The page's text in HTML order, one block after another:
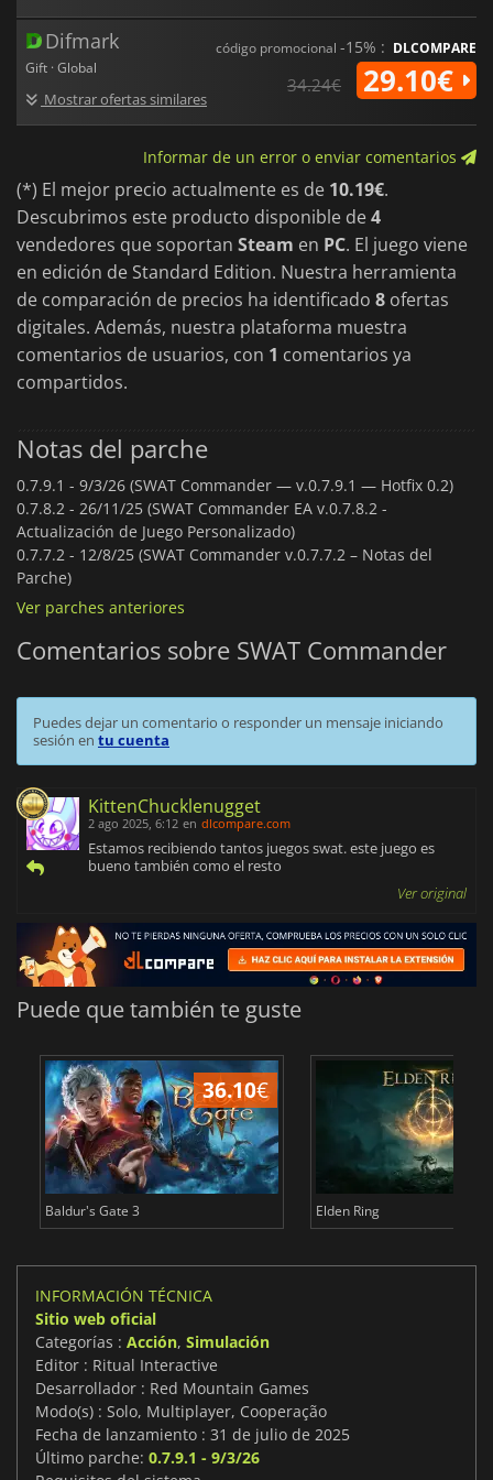
Difmark
Gift · Global
Mostrar ofertas similares
código promocional -15% : DLCOMPARE
34.24€ 29.10€
Informar de un error o enviar comentarios
(*) El mejor precio actualmente es de 10.19€.
Descubrimos este producto disponible de4
vendedores que soportan Steam en PC. El juego viene
en edición de Standard Edition. Nuestra herramienta
de comparación de precios ha identificado 8 ofertas
digitales. Además, nuestra plataforma muestra
comentarios de usuarios, con 1 comentarios ya
compartidos.
Notas del parche
0.7.9.1 - 9/3/26 (SWAT Commander — v.0.7.9.1 — Hotfix 0.2)
0.7.8.2 - 26/11/25 (SWAT Commander EA v.0.7.8.2 -
Actualización de Juego Personalizado)
0.7.7.2 - 12/8/25 (SWAT Commander v.0.7.7.2 – Notas del
Parche)
Ver parches anteriores
Comentarios sobre SWAT Commander
Puedes dejar un comentario o responder un mensaje iniciando
sesión en tu cuenta
KittenChucklenugget
2 ago 2025, 6:12 en dlcompare.com
Estamos recibiendo tantos juegos swat. este juego es
bueno también como el resto
Ver original
Puede que también te guste
36.10€
Baldur's Gate 3 Elden Ring
INFORMACIÓN TÉCNICA
Sitio web oficial
Categorías : Acción, Simulación
Editor : Ritual Interactive
Desarrollador : Red Mountain Games
Modo(s) : Solo, Multiplayer, Cooperação
Fecha de lanzamiento : 31 de julio de 2025
Último parche: 0.7.9.1 - 9/3/26